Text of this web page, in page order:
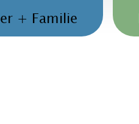
+ Familie